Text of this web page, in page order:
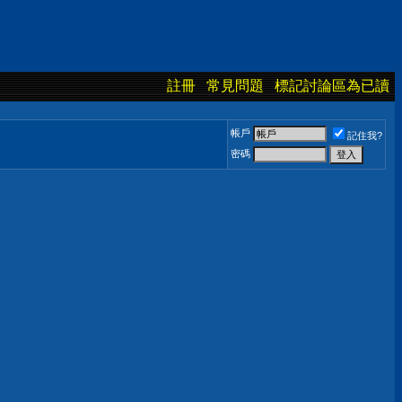
註冊 常見問題 標記討論區為已讀
帳戶
記住我?
密碼